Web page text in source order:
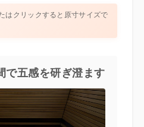
はクリックすると原寸サイズで
で五感を研ぎ澄ます